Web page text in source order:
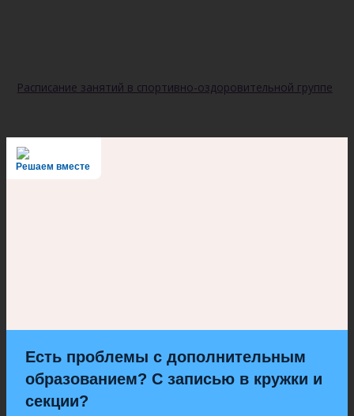
Расписание занятий в спортивно-оздоровительной группе
Решаем вместе
Есть проблемы с дополнительным
образованием? С записью в кружки и
секции?